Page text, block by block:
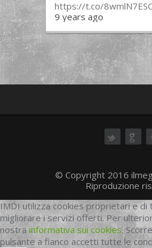
https://t.co/
9 years ago
© Copyright 2016
Riproduzione
IMDI utilizza cookies proprietari e
migliorare i servizi offerti. Per
nostrainformativa sui cookies.
pulsante a fianco accetti tutte le